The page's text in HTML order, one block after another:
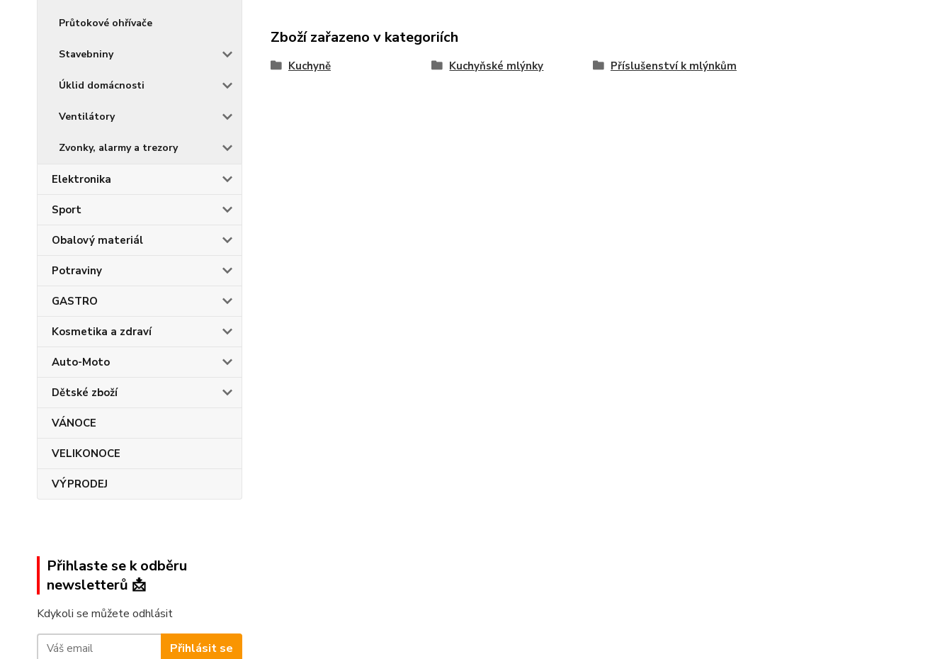
Průtokové ohřívače
Stavebniny
Úklid domácnosti
Ventilátory
Zvonky, alarmy a trezory
Elektronika
Sport
Obalový materiál
Potraviny
GASTRO
Kosmetika a zdraví
Auto-Moto
Dětské zboží
VÁNOCE
VELIKONOCE
VÝPRODEJ
Přihlaste se k odběru
newsletterů 📩
Kdykoli se můžete odhlásit
Přihlásit se
Zboží zařazeno v kategoriích
Kuchyně Kuchyňské mlýnky Příslušenství k mlýnkům